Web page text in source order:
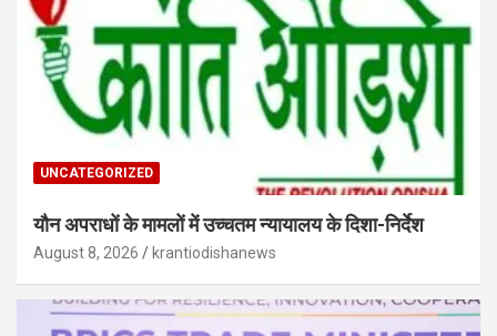
UNCATEGORIZED
यौन अपराधों के मामलों में उच्चतम न्यायालय के दिशा-निर्देश
August 8, 2026 krantiodishanews